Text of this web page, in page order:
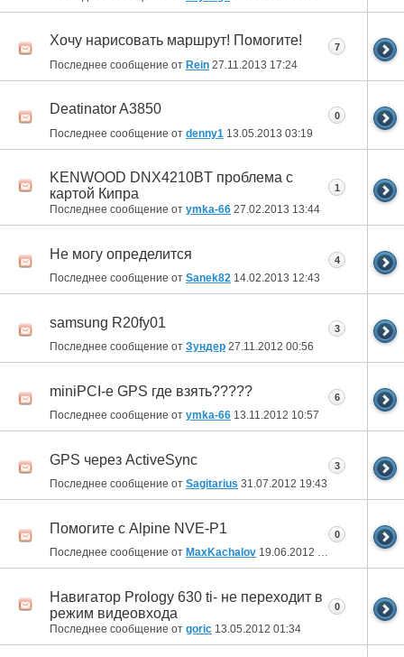
Хочу нарисовать маршрут! Помогите!
Последнее сообщение от Rein 27.11.2013 17:24
7
Deatinator A3850
Последнее сообщение от denny1 13.05.2013 03:19
0
KENWOOD DNX4210BT проблема с
картой Кипра
Последнее сообщение от ymka-66 27.02.2013 13:44
1
Не могу определится
Последнее сообщение от Sanek82 14.02.2013 12:43
4
samsung R20fy01
Последнее сообщение от Зундер 27.11.2012 00:56
3
miniPCI-e GPS где взять?????
Последнее сообщение от ymka-66 13.11.2012 10:57
6
GPS через ActiveSync
Последнее сообщение от Sagitarius 31.07.2012 19:43
3
Помогите с Alpine NVE-P1
Последнее сообщение от MaxKachalov 19.06.2012 21:53
0
Навигатор Prology 630 ti- не переходит в
режим видеовхода
Последнее сообщение от goric 13.05.2012 01:34
0